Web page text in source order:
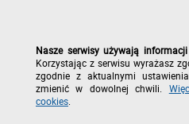
Nasze serwisy używają
Korzystając z serwisu wyrażasz
zgodnie z aktualnymi
zmienić w dowolnej chwili.
cookies